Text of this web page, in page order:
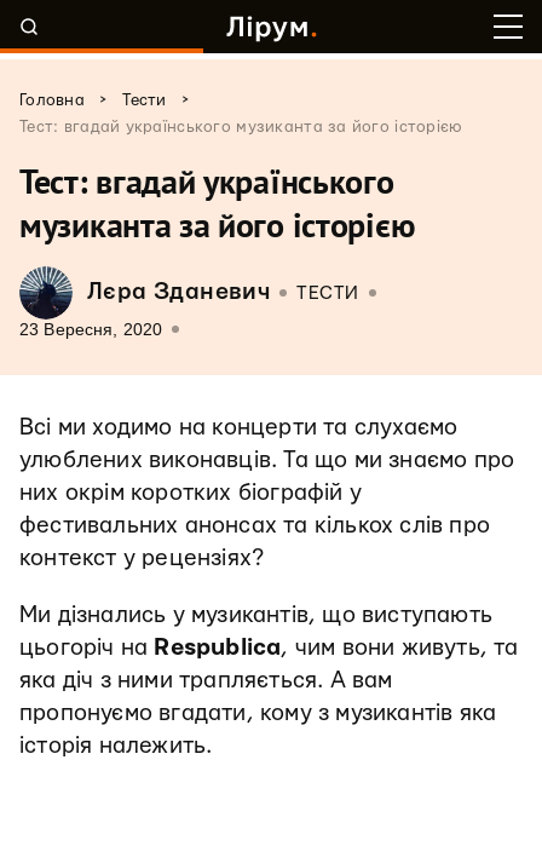
Головна > Тести
>
Тест: вгадай українського музиканта за його історією
Тест: вгадай українського
музиканта за його історією
Лєра Зданевич ТЕСТИ
23 Вересня, 2020
Всі ми ходимо на концерти та слухаємо
улюблених виконавців. Та що ми знаємо про
них окрім коротких біографій у
фестивальних анонсах та кількох слів про
контекст у рецензіях?
Ми дізнались у музикантів, що виступають
цьогоріч на Respublica, чим вони живуть, та
яка діч з ними трапляється. А вам
пропонуємо вгадати, кому з музикантів яка
історія належить.